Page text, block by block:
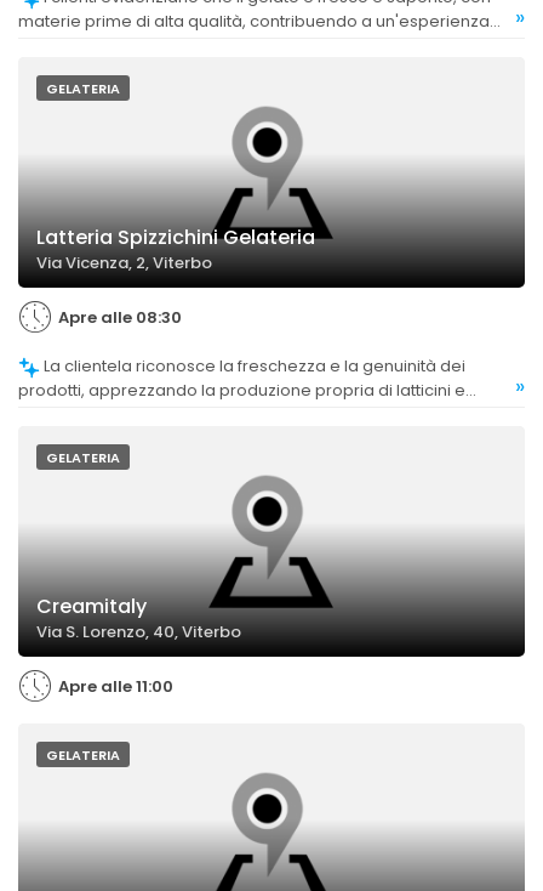
materie prime di alta qualità, contribuendo a un'esperienza
»
GELATERIA
Latteria Spizzichini Gelateria
Via Vicenza, 2, Viterbo
Apre alle 08:30
prodotti, apprezzando la produzione propria di latticini e
»
GELATERIA
Creamitaly
Via S. Lorenzo, 40, Viterbo
Apre alle 11:00
GELATERIA